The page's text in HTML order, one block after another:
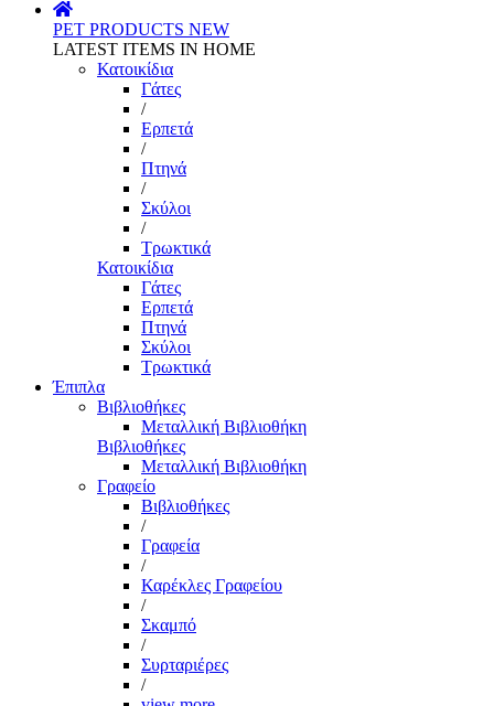
PET PRODUCTS NEW
LATEST ITEMS IN HOME
Κατοικίδια
Γάτες
/
Ερπετά
/
Πτηνά
/
Σκύλοι
/
Τρωκτικά
Κατοικίδια
Γάτες
Ερπετά
Πτηνά
Σκύλοι
Τρωκτικά
Έπιπλα
Βιβλιοθήκες
Μεταλλική Βιβλιοθήκη
Βιβλιοθήκες
Μεταλλική Βιβλιοθήκη
Γραφείο
Βιβλιοθήκες
/
Γραφεία
/
Καρέκλες Γραφείου
/
Σκαμπό
/
Συρταριέρες
/